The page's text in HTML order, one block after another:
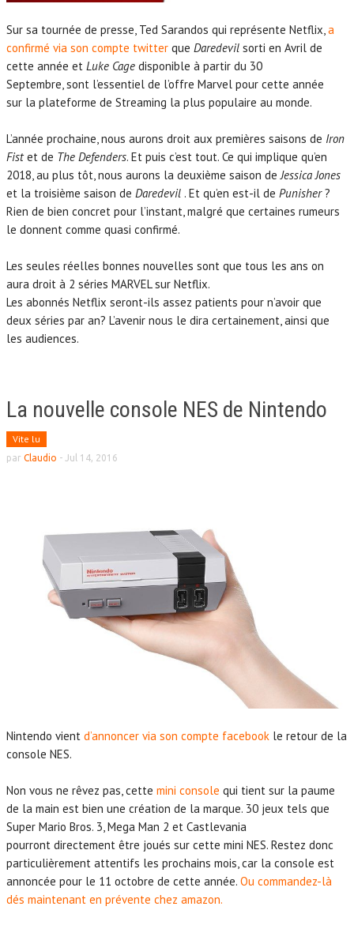
Sur sa tournée de presse, Ted Sarandos qui représente Netflix,a
confirmé via son compte twitter que Daredevil sorti en Avril de
cette année et Luke Cage disponible à partir du 30
Septembre, sont l’essentiel de l’offre Marvel pour cette année
sur la plateforme de Streaming la plus populaire au monde.
L’année prochaine, nous aurons droit aux premières saisons de Iron
Fistet de The Defenders. Et puis c’est tout. Ce qui implique qu’en
2018, au plus tôt, nous aurons la deuxième saison deJessica Jones
et la troisième saison de Daredevil . Et qu’en est-il de Punisher?
Rien de bien concret pour l’instant, malgré que certaines rumeurs
le donnent comme quasi confirmé.
Les seules réelles bonnes nouvelles sont que tous les ans on
aura droit à 2 séries MARVEL sur Netflix.
Les abonnés Netflix seront-ils assez patients pour n’avoir que
deux séries par an? L’avenir nous le dira certainement, ainsi que
les audiences.
La nouvelle console NES de Nintendo
Vite lu
par Claudio - Jul 14, 2016
Nintendo vient d’annoncer via son compte facebook le retour de la
console NES.
Non vous ne rêvez pas, cette mini console qui tient sur la paume
de la main est bien une création de la marque. 30 jeux tels que
Super Mario Bros. 3, Mega Man 2 et Castlevania
pourront directement être joués sur cette mini NES. Restez donc
particulièrement attentifs les prochains mois, car la console est
annoncée pour le 11 octobre de cette année. Ou commandez-là
dés maintenant en prévente chez amazon.